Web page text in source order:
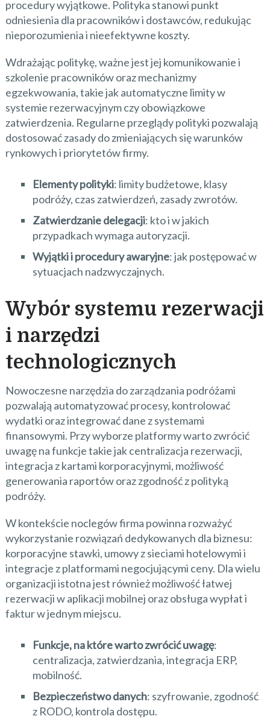
procedury wyjątkowe. Polityka stanowi punkt
odniesienia dla pracowników i dostawców, redukując
nieporozumienia i nieefektywne koszty.
Wdrażając politykę, ważne jest jej komunikowanie i
szkolenie pracowników oraz mechanizmy
egzekwowania, takie jak automatyczne limity w
systemie rezerwacyjnym czy obowiązkowe
zatwierdzenia. Regularne przeglądy polityki pozwalają
dostosować zasady do zmieniających się warunków
rynkowych i priorytetów firmy.
Elementy polityki: limity budżetowe, klasy
podróży, czas zatwierdzeń, zasady zwrotów.
Zatwierdzanie delegacji: kto i w jakich
przypadkach wymaga autoryzacji.
Wyjątki i procedury awaryjne: jak postępować w
sytuacjach nadzwyczajnych.
Wybór systemu rezerwacji
i narzędzi
technologicznych
Nowoczesne narzędzia do zarządzania podróżami
pozwalają automatyzować procesy, kontrolować
wydatki oraz integrować dane z systemami
finansowymi. Przy wyborze platformy warto zwrócić
uwagę na funkcje takie jak centralizacja rezerwacji,
integracja z kartami korporacyjnymi, możliwość
generowania raportów oraz zgodność z polityką
podróży.
W kontekście noclegów firma powinna rozważyć
wykorzystanie rozwiązań dedykowanych dla biznesu:
korporacyjne stawki, umowy z sieciami hotelowymi i
integracje z platformami negocjującymi ceny. Dla wielu
organizacji istotna jest również możliwość łatwej
rezerwacji w aplikacji mobilnej oraz obsługa wypłat i
faktur w jednym miejscu.
Funkcje, na które warto zwrócić uwagę:
centralizacja, zatwierdzania, integracja ERP,
mobilność.
Bezpieczeństwo danych: szyfrowanie, zgodność
z RODO, kontrola dostępu.